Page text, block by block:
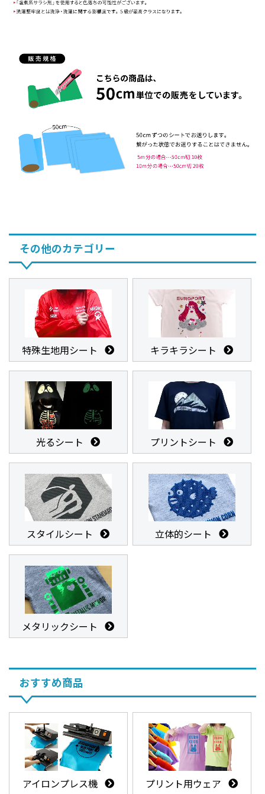
その他のカテゴリー
特殊生地用シート キラキラシート
光るシート プリントシート
スタイルシート 立体的シート
メタリックシート
おすすめ商品
アイロンプレス機 プリント用ウェア